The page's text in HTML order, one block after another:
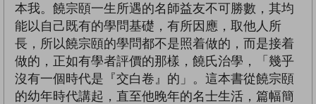
本我。饒宗頤一生所遇的名師益友不可勝數，其均
能以自己既有的學問基礎，有所因應，取他人所
長，所以饒宗頤的學問都不是照着做的，而是接着
做的，正如有學者評價的那樣，饒氏治學，「幾乎
沒有一個時代是『交白卷』的」。這本書從饒宗頤
的幼年時代講起，直至他晚年的名士生活，篇幅簡